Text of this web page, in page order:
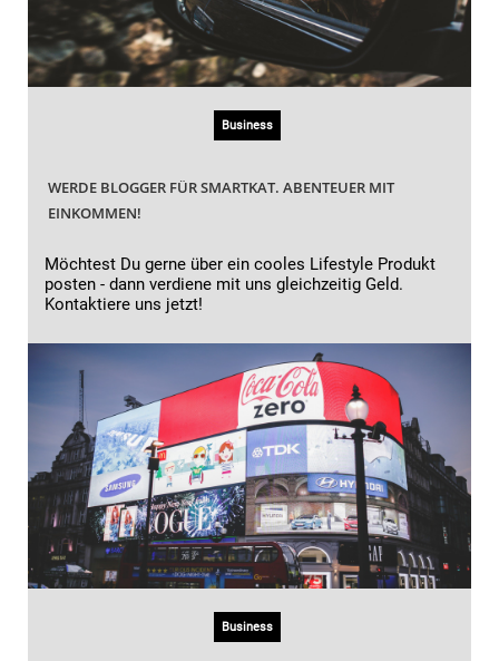
Business
WERDE BLOGGER FÜR SMARTKAT. ABENTEUER MIT
EINKOMMEN!
Möchtest Du gerne über ein cooles Lifestyle Produkt
posten - dann verdiene mit uns gleichzeitig Geld.
Kontaktiere uns jetzt!
Business